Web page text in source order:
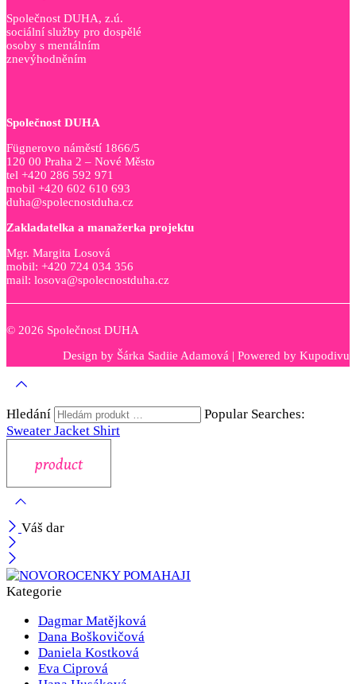
Společnost DUHA, z.ú.
sociální služby pro dospělé
osoby s mentálním
znevýhodněním
Společnost DUHA
Fügnerovo náměstí 1866/5
120 00 Praha 2 – Nové Město
tel +420 286 592 971
mobil +420 602 610 693
duha@spolecnostduha.cz
Zakladatelka a manažerka projektu
Mgr. Margita Losová
mobil: +420 724 034 356
mail: losova@spolecnostduha.cz
© 2026 Společnost DUHA
Design by Šárka Sadiie Adamová | Powered by Kupodivu
Hledání
Popular Searches:
Sweater Jacket Shirt
Váš dar
Kategorie
Dagmar Matějková
Dana Boškovičová
Daniela Kostková
Eva Ciprová